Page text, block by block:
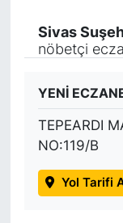
Sivas
nöbetçi
YENİ
TEPEARDI
NO:119/B
Yol Tarifi